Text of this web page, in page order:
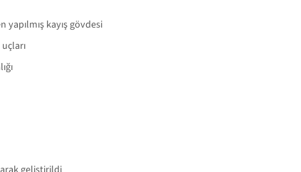
yapılmış kayış gövdesi